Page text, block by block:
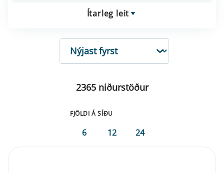
Ítarleg leit
RÖÐUN
2365 niðurstöður
FJÖLDI Á SÍÐU
6 12 24